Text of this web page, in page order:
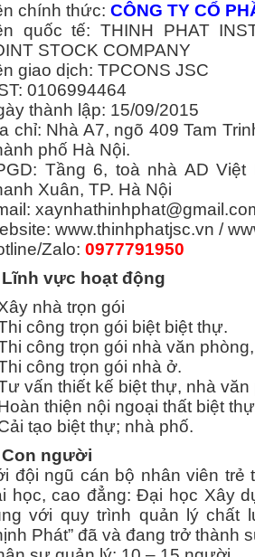
chính thức: CÔNG TY CỔ
quốc tế: THINH PHAT
STOCK COMPANY
giao dịch: TPCONS JSC
0106994464
thành lập: 15/09/2015
chỉ: Nhà A7, ngõ 409 Tam
phố Hà Nội.
Tầng 6, toà nhà AD
Xuân, TP. Hà Nội
www.thinhphatjsc.vn /
Zalo: 0977791950
Lĩnh vực hoạt động
nhà trọn gói
công trọn gói biệt biệt thự.
công trọn gói nhà văn
công trọn gói nhà ở.
vấn thiết kế biệt thự, nhà văn
thiện nội ngoại thất biệt
tạo biệt thự; nhà phố.
Con người
đội ngũ cán bộ nhân viên
học, cao đẳng: Đại học Xây
với quy trình quản lý chất
Phát” đã và đang trở thành